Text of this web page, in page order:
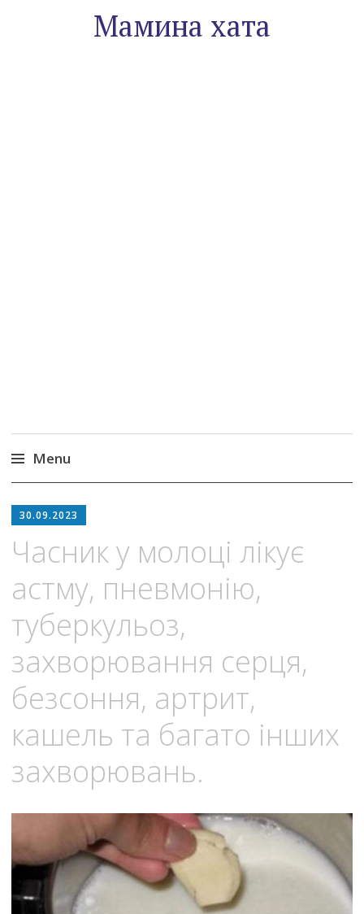
Мамина хата
Menu
to
30.09.2023
Часник у молоці лікує
астму, пневмонію,
туберкульоз,
захворювання серця,
безсоння, артрит,
кашель та багато інших
захворювань.